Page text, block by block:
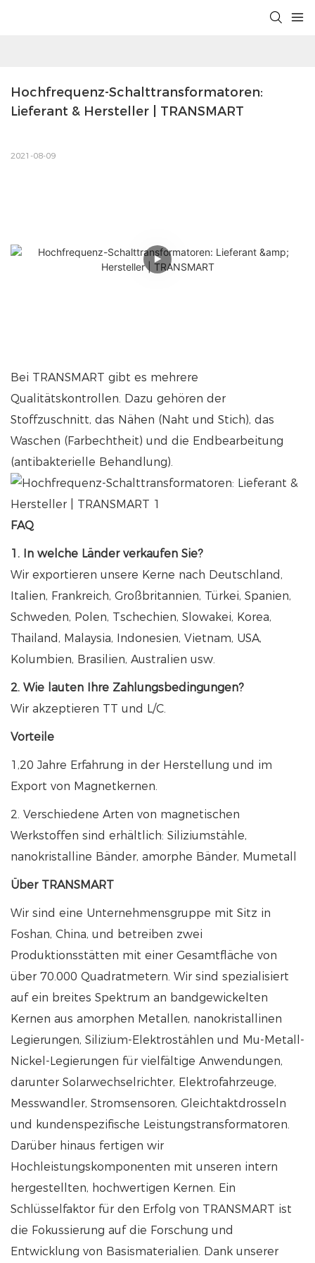
Hochfrequenz-Schalttransformatoren:
Lieferant & Hersteller | TRANSMART
2021-08-09
Bei TRANSMART gibt es mehrere
Qualitätskontrollen. Dazu gehören der
Stoffzuschnitt, das Nähen (Naht und Stich), das
Waschen (Farbechtheit) und die Endbearbeitung
(antibakterielle Behandlung).
FAQ
1. In welche Länder verkaufen Sie?
Wir exportieren unsere Kerne nach Deutschland,
Italien, Frankreich, Großbritannien, Türkei, Spanien,
Schweden, Polen, Tschechien, Slowakei, Korea,
Thailand, Malaysia, Indonesien, Vietnam, USA,
Kolumbien, Brasilien, Australien usw.
2. Wie lauten Ihre Zahlungsbedingungen?
Wir akzeptieren TT und L/C.
Vorteile
1,20 Jahre Erfahrung in der Herstellung und im
Export von Magnetkernen.
2. Verschiedene Arten von magnetischen
Werkstoffen sind erhältlich: Siliziumstähle,
nanokristalline Bänder, amorphe Bänder, Mumetall
Über TRANSMART
Wir sind eine Unternehmensgruppe mit Sitz in
Foshan, China, und betreiben zwei
Produktionsstätten mit einer Gesamtfläche von
über 70.000 Quadratmetern. Wir sind spezialisiert
auf ein breites Spektrum an bandgewickelten
Kernen aus amorphen Metallen, nanokristallinen
Legierungen, Silizium-Elektrostählen und Mu-Metall-
Nickel-Legierungen für vielfältige Anwendungen,
darunter Solarwechselrichter, Elektrofahrzeuge,
Messwandler, Stromsensoren, Gleichtaktdrosseln
und kundenspezifische Leistungstransformatoren.
Darüber hinaus fertigen wir
Hochleistungskomponenten mit unseren intern
hergestellten, hochwertigen Kernen. Ein
Schlüsselfaktor für den Erfolg von TRANSMART ist
die Fokussierung auf die Forschung und
Entwicklung von Basismaterialien. Dank unserer